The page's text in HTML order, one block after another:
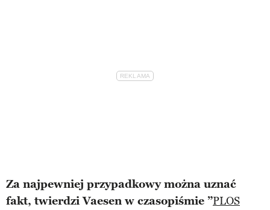
Za najpewniej przypadkowy można uznać
fakt, twierdzi Vaesen w czasopiśmie ”PLOS